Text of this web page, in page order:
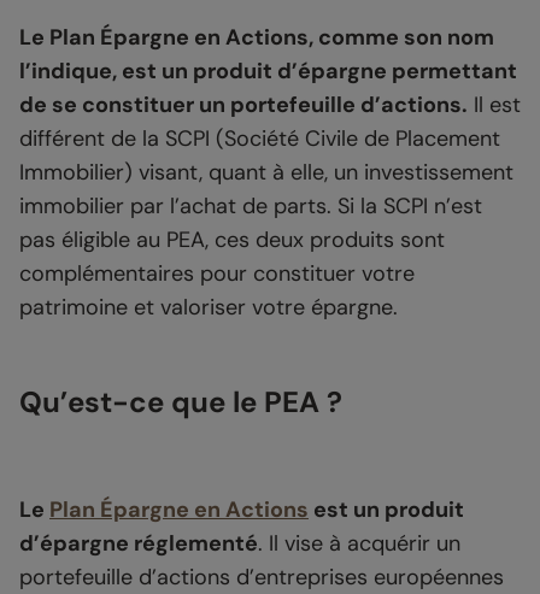
Le Plan Épargne en Actions, comme son nom
l’indique, est un produit d’épargne permettant
de se constituer un portefeuille d’actions. Il est
différent de la SCPI (Société Civile de Placement
Immobilier) visant, quant à elle, un investissement
immobilier par l’achat de parts. Si la SCPI n’est
pas éligible au PEA, ces deux produits sont
complémentaires pour constituer votre
patrimoine et valoriser votre épargne.
Qu’est-ce que le PEA ?
Le Plan Épargne en Actions est un produit
d’épargne réglementé. Il vise à acquérir un
portefeuille d’actions d’entreprises européennes